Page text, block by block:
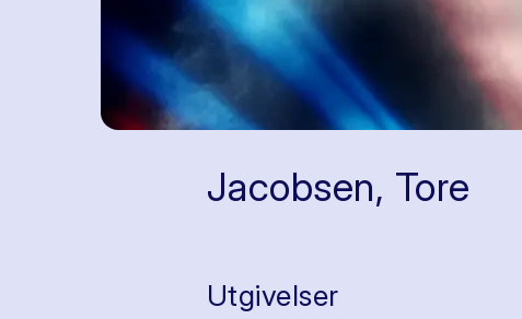
Jacobsen, Tore
Utgivelser